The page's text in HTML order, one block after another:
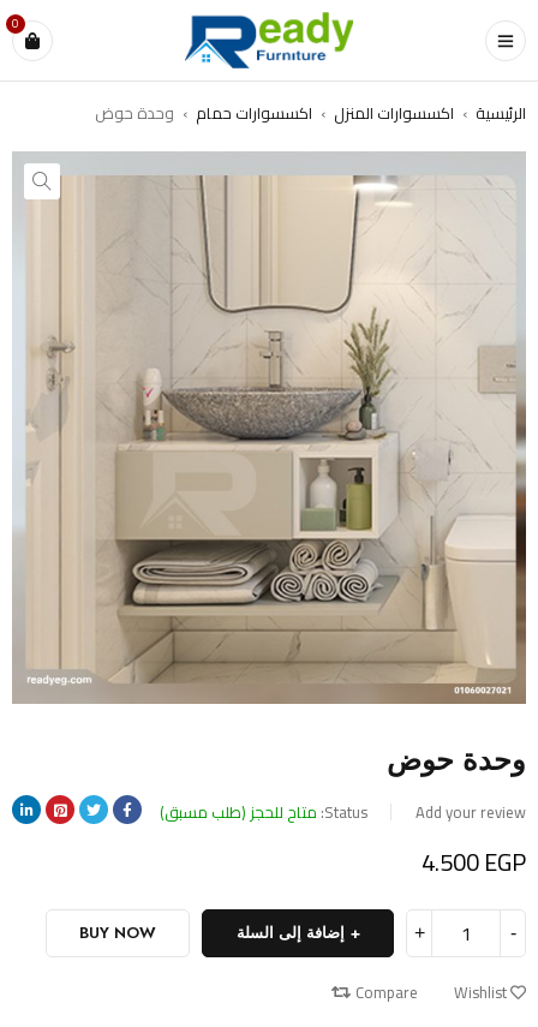
0
الرئيسية › اكسسوارات المنزل › اكسسوارات حمام › وحدة حوض
وحدة حوض
Add your review
Status: متاح للحجز (طلب مسبق)
4.500EGP
إضافة إلى السلة BUY NOW
Wishlist
Compare